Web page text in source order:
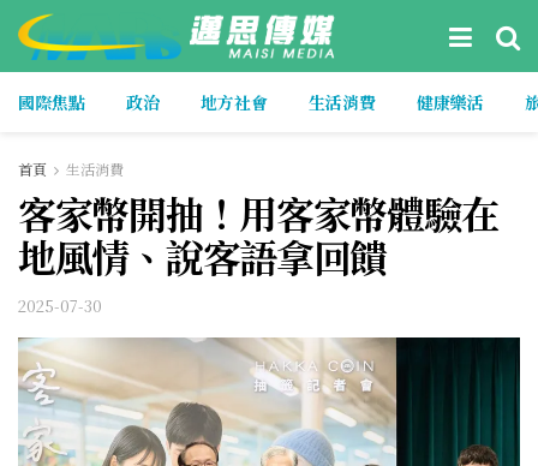
國際焦點 政治 地方社會 生活消費 健康樂活
首頁 生活消費
客家幣開抽！用客家幣體驗在
地風情、說客語拿回饋
2025-07-30